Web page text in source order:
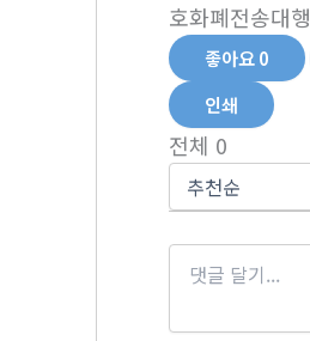
호화폐전송대행
좋아요0
인쇄
전체 0